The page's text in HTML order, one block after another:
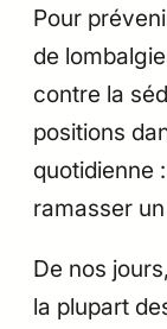
Pour
de
contre la
positions
quotidienne
ramasser
De nos
la plupart